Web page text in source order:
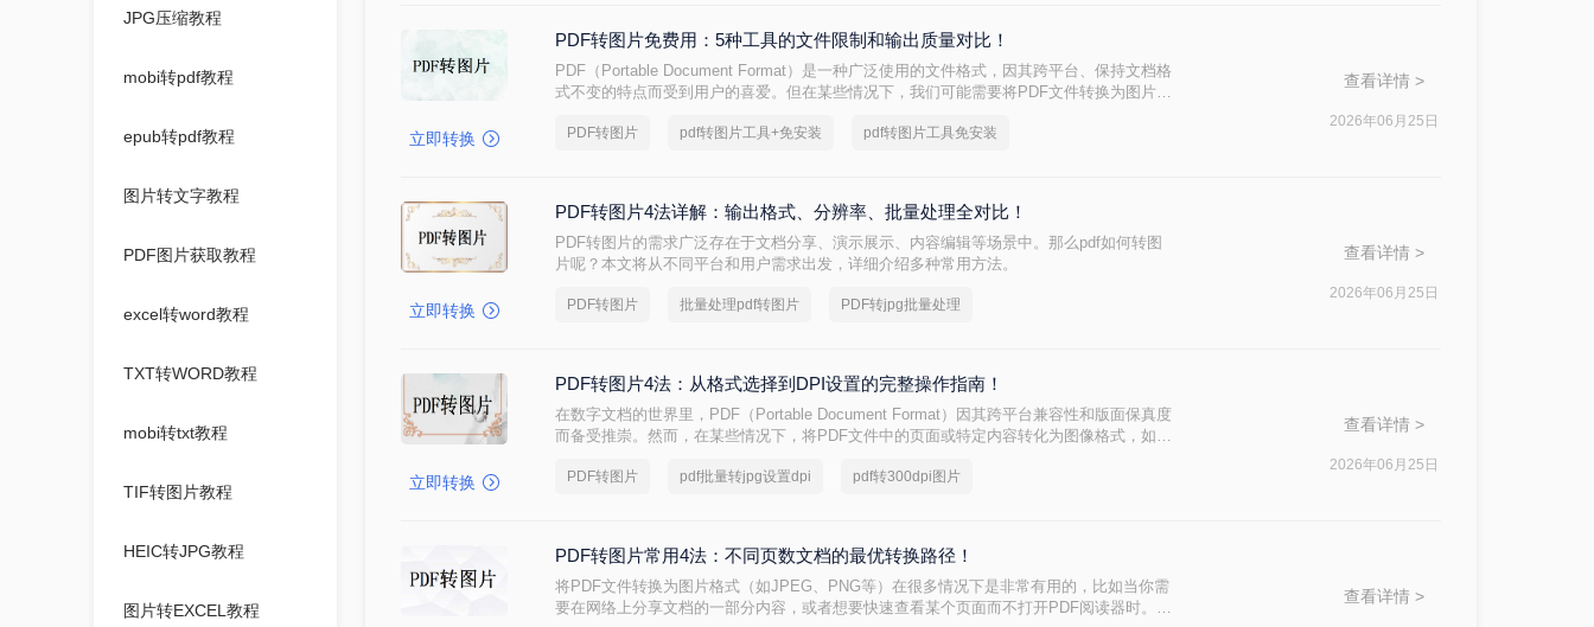
JPG压缩教程
mobi转pdf教程
epub转pdf教程
图片转文字教程
PDF图片获取教程
excel转word教程
TXT转WORD教程
mobi转txt教程
TIF转图片教程
HEIC转JPG教程
图片转EXCEL教程
立即转换
PDF转图片免费用：5种工具的文件限制和输出质量对比！
PDF（Portable Document Format）是一种广泛使用的文件格式，因其跨平台、保持文档格
式不变的特点而受到用户的喜爱。但在某些情况下，我们可能需要将PDF文件转换为图片格
呢？本文将介绍几种免费将PDF转换成图片的方法，并详细解释其操作步骤和注意事项。
PDF转图片 pdf转图片工具+免安装 pdf转图片工具免安装
查看详情 >
2026年06月25日
立即转换
PDF转图片4法详解：输出格式、分辨率、批量处理全对比！
PDF转图片的需求广泛存在于文档分享、演示展示、内容编辑等场景中。那么pdf如何转图
片呢？本文将从不同平台和用户需求出发，详细介绍多种常用方法。
PDF转图片 批量处理pdf转图片 PDF转jpg批量处理
查看详情 >
2026年06月25日
立即转换
PDF转图片4法：从格式选择到DPI设置的完整操作指南！
在数字文档的世界里，PDF（Portable Document Format）因其跨平台兼容性和版面保真度
而备受推崇。然而，在某些情况下，将PDF文件中的页面或特定内容转化为图像格式，如
设计中。那么pdf如何转成图片呢？本文将详细介绍将PDF文件转换为图片的多种方法，帮
PDF转图片 pdf批量转jpg设置dpi pdf转300dpi图片
查看详情 >
2026年06月25日
PDF转图片常用4法：不同页数文档的最优转换路径！
将PDF文件转换为图片格式（如JPEG、PNG等）在很多情况下是非常有用的，比如当你需
要在网络上分享文档的一部分内容，或者想要快速查看某个页面而不打开PDF阅读器时。那
查看详情 >